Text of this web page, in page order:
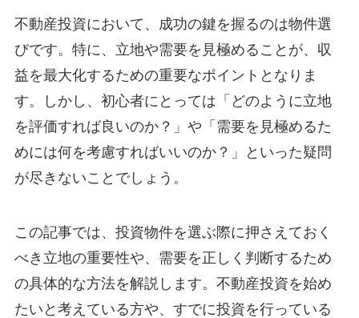
不動産投資において、成功の鍵を握るのは物件選
びです。特に、立地や需要を見極めることが、収
益を最大化するための重要なポイントとなりま
す。しかし、初心者にとっては「どのように立地
を評価すれば良いのか？」や「需要を見極めるた
めには何を考慮すればいいのか？」といった疑問
が尽きないことでしょう。
この記事では、投資物件を選ぶ際に押さえておく
べき立地の重要性や、需要を正しく判断するため
の具体的な方法を解説します。不動産投資を始め
たいと考えている方や、すでに投資を行っている